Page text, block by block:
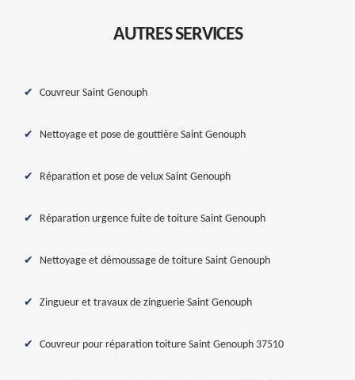
AUTRES SERVICES
Couvreur Saint Genouph
Nettoyage et pose de gouttière Saint Genouph
Réparation et pose de velux Saint Genouph
Réparation urgence fuite de toiture Saint Genouph
Nettoyage et démoussage de toiture Saint Genouph
Zingueur et travaux de zinguerie Saint Genouph
Couvreur pour réparation toiture Saint Genouph 37510